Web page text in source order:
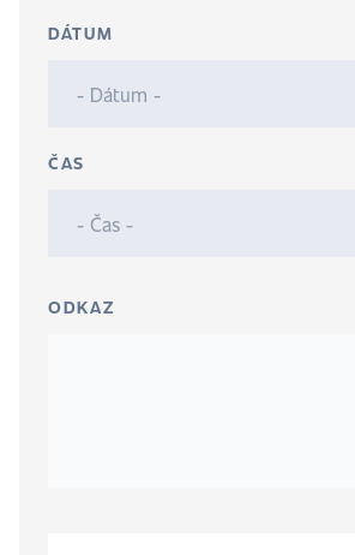
DÁTUM
ČAS
ODKAZ